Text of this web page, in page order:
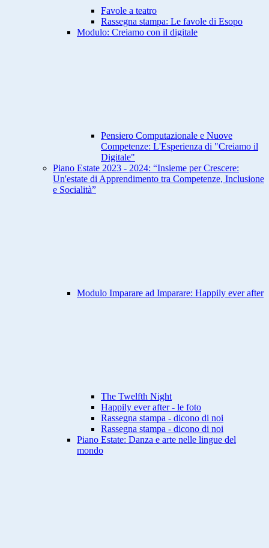
Favole a teatro
Rassegna stampa: Le favole di Esopo
Modulo: Creiamo con il digitale
Pensiero Computazionale e Nuove
Competenze: L'Esperienza di "Creiamo il
Digitale"
Piano Estate 2023 - 2024: “Insieme per Crescere:
Un'estate di Apprendimento tra Competenze, Inclusione
e Socialità”
Modulo Imparare ad Imparare: Happily ever after
The Twelfth Night
Happily ever after - le foto
Rassegna stampa - dicono di noi
Rassegna stampa - dicono di noi
Piano Estate: Danza e arte nelle lingue del
mondo